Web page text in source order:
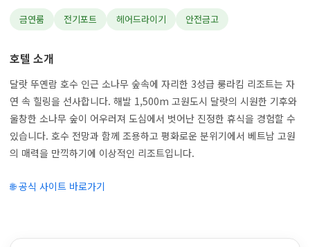
금연룸 전기포트 헤어드라이기 안전금고
호텔 소개
달랏 뚜옌람 호수 인근 소나무 숲속에 자리한 3성급 룽라킴 리조트는 자
연 속 힐링을 선사합니다. 해발 1,500m 고원도시 달랏의 시원한 기후와
울창한 소나무 숲이 어우러져 도심에서 벗어난 진정한 휴식을 경험할 수
있습니다. 호수 전망과 함께 조용하고 평화로운 분위기에서 베트남 고원
의 매력을 만끽하기에 이상적인 리조트입니다.
🌐 공식 사이트 바로가기